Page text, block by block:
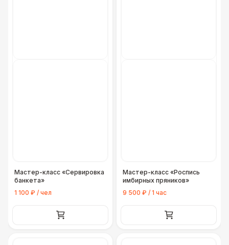
Мастер-класс «Сервировка
банкета»
1 100 ₽ / чел
Мастер-класс «Роспись
имбирных пряников»
9 500 ₽ / 1 час